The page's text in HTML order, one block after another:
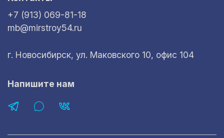
+7 (913) 069-81-18
mb@mirstroy54.ru
г. Новосибирск, ул. Маковского 10, офис 104
Напишите нам